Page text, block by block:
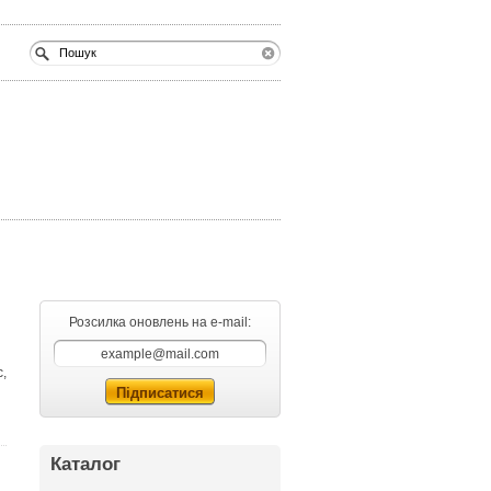
Розсилка оновлень на e-mail:
Каталог